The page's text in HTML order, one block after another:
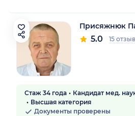
Присяжнюк
5.0 15
Стаж 34 года
Кандидат мед.
Высшая категория
Документы проверены